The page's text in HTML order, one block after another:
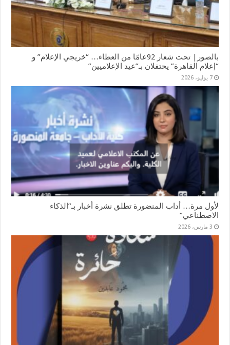
بالصور| تحت شعار 92عامًا من العطاء… “خريجي الإعلام” و
“إعلام القاهرة” يحتفلان بـ”عيد الإعلاميين”
7 يوليو، 2026
لأول مرة… أداب المنضورة تطلق نشرة أخبار بـ”الذكاء
الاصطناعي”
3 مارس، 2026